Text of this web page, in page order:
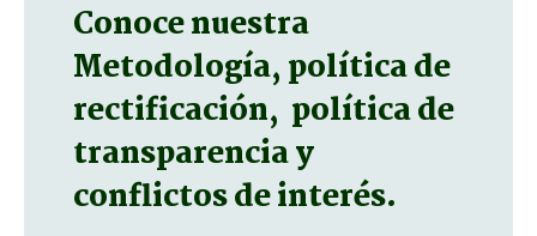
Conoce nuestra
Metodología, política de
rectificación, política de
transparencia y
conflictos de interés.